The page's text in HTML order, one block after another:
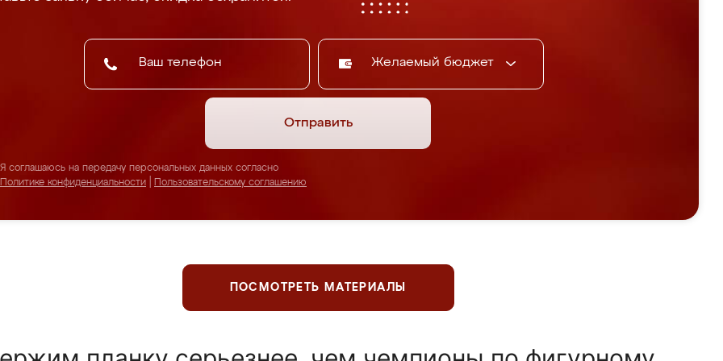
Желаемый бюджет
Отправить
Я соглашаюсь на передачу персональных данных согласно
Политике конфиденциальности
Пользовательскому соглашению
ПОСМОТРЕТЬ МАТЕРИАЛЫ